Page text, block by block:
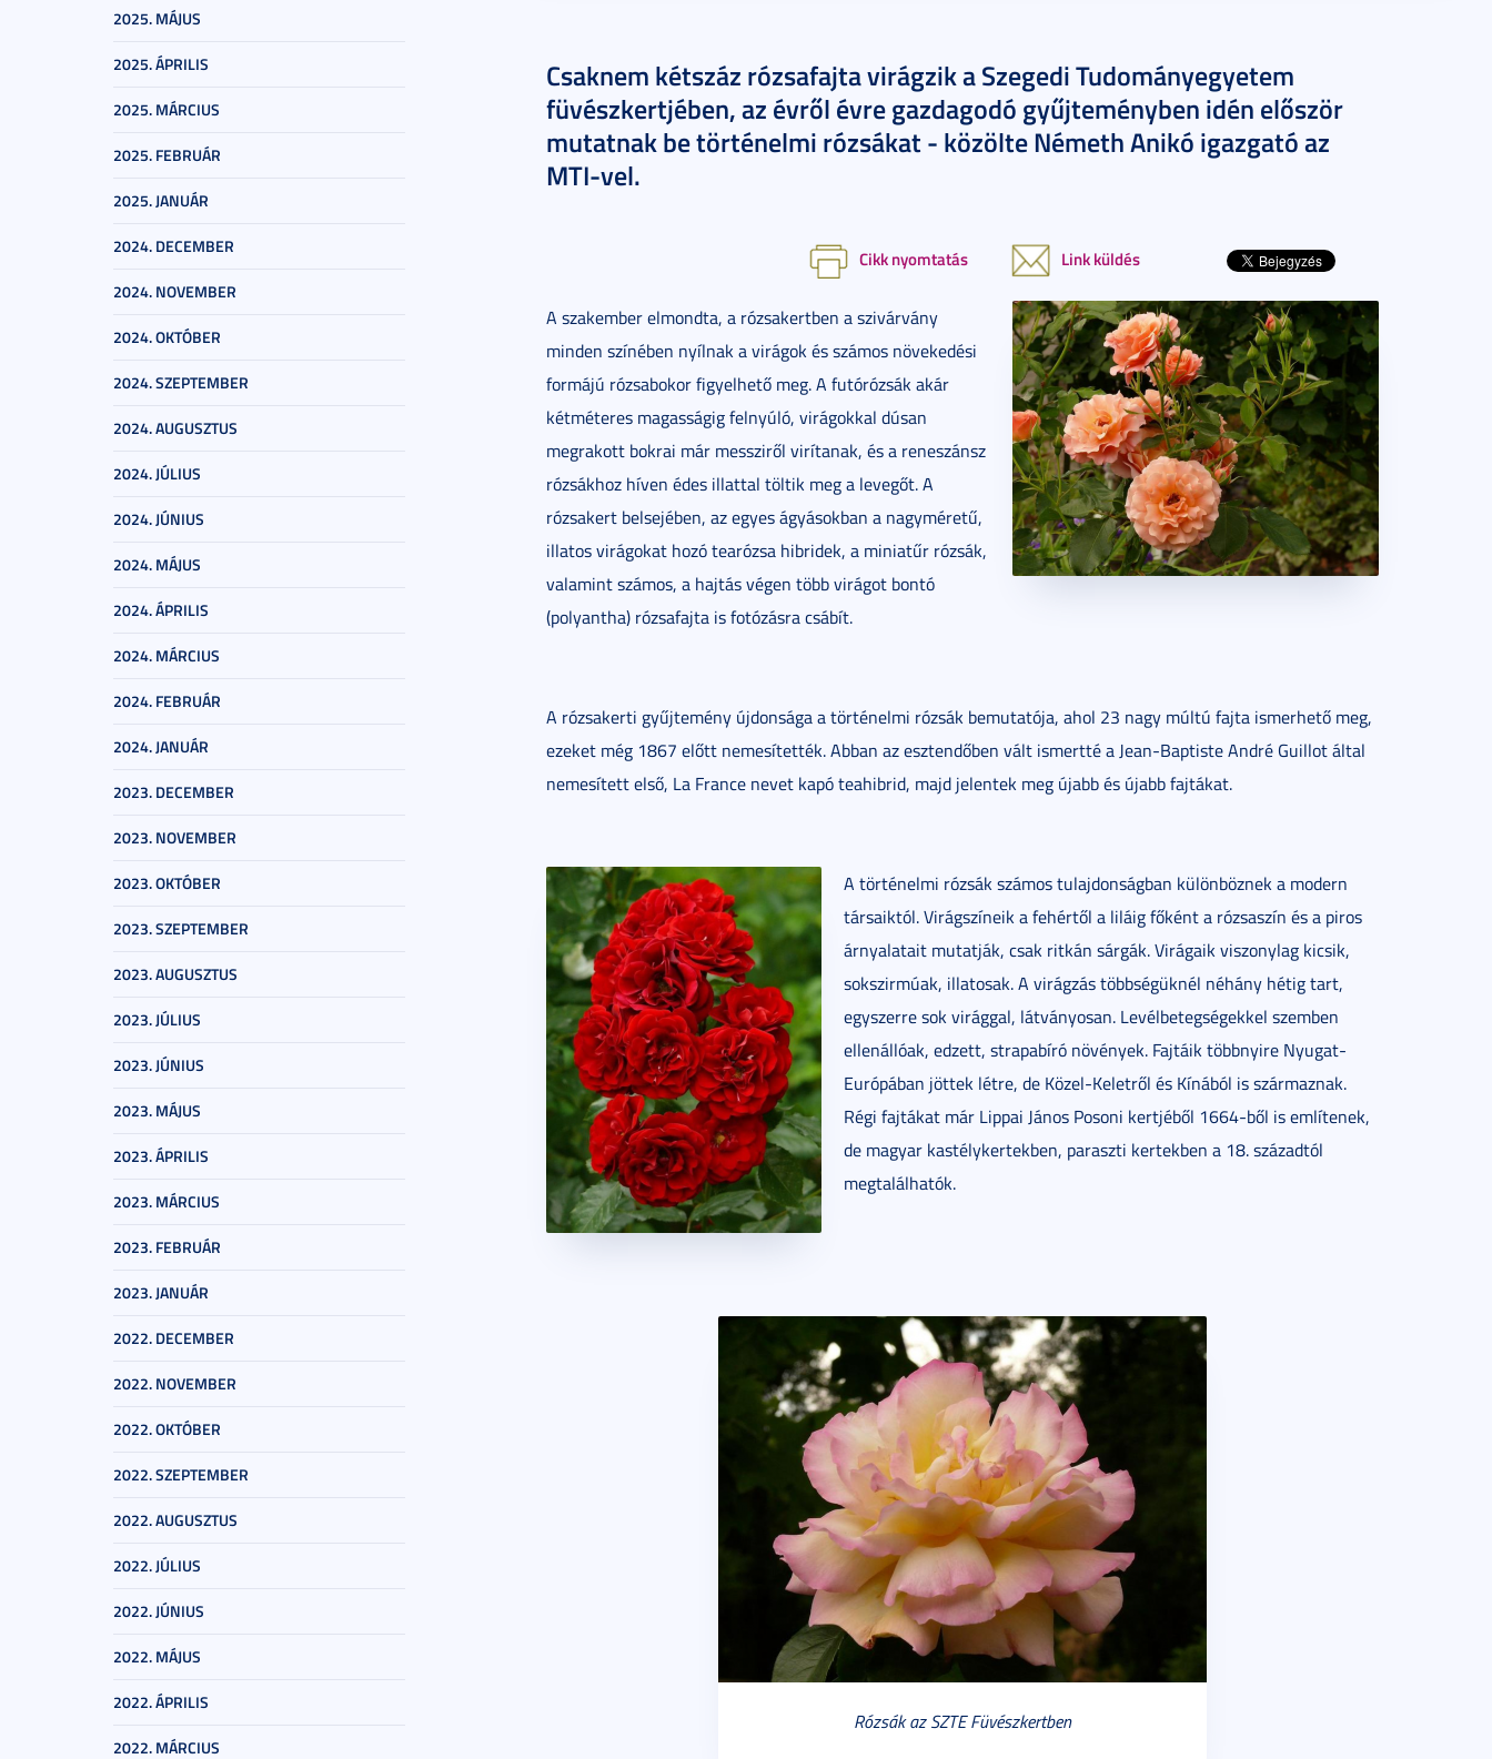
2025. MÁJUS
2025. ÁPRILIS
2025. MÁRCIUS
2025. FEBRUÁR
2025. JANUÁR
2024. DECEMBER
2024. NOVEMBER
2024. OKTÓBER
2024. SZEPTEMBER
2024. AUGUSZTUS
2024. JÚLIUS
2024. JÚNIUS
2024. MÁJUS
2024. ÁPRILIS
2024. MÁRCIUS
2024. FEBRUÁR
2024. JANUÁR
2023. DECEMBER
2023. NOVEMBER
2023. OKTÓBER
2023. SZEPTEMBER
2023. AUGUSZTUS
2023. JÚLIUS
2023. JÚNIUS
2023. MÁJUS
2023. ÁPRILIS
2023. MÁRCIUS
2023. FEBRUÁR
2023. JANUÁR
2022. DECEMBER
2022. NOVEMBER
2022. OKTÓBER
2022. SZEPTEMBER
2022. AUGUSZTUS
2022. JÚLIUS
2022. JÚNIUS
2022. MÁJUS
2022. ÁPRILIS
2022. MÁRCIUS
Csaknem kétszáz rózsafajta virágzik a Szegedi Tudományegyetem
füvészkertjében, az évről évre gazdagodó gyűjteményben idén először
mutatnak be történelmi rózsákat - közölte Németh Anikó igazgató az
MTI-vel.
Cikk nyomtatás Link küldés
A szakember elmondta, a rózsakertben a szivárvány
minden színében nyílnak a virágok és számos növekedési
formájú rózsabokor figyelhető meg. A futórózsák akár
kétméteres magasságig felnyúló, virágokkal dúsan
megrakott bokrai már messziről virítanak, és a reneszánsz
rózsákhoz híven édes illattal töltik meg a levegőt. A
rózsakert belsejében, az egyes ágyásokban a nagyméretű,
illatos virágokat hozó tearózsa hibridek, a miniatűr rózsák,
valamint számos, a hajtás végen több virágot bontó
(polyantha) rózsafajta is fotózásra csábít.
A rózsakerti gyűjtemény újdonsága a történelmi rózsák bemutatója, ahol 23 nagy múltú fajta ismerhető meg,
ezeket még 1867 előtt nemesítették. Abban az esztendőben vált ismertté a Jean-Baptiste André Guillot által
nemesített első, La France nevet kapó teahibrid, majd jelentek meg újabb és újabb fajtákat.
A történelmi rózsák számos tulajdonságban különböznek a modern
társaiktól. Virágszíneik a fehértől a liláig főként a rózsaszín és a piros
árnyalatait mutatják, csak ritkán sárgák. Virágaik viszonylag kicsik,
sokszirmúak, illatosak. A virágzás többségüknél néhány hétig tart,
egyszerre sok virággal, látványosan. Levélbetegségekkel szemben
ellenállóak, edzett, strapabíró növények. Fajtáik többnyire Nyugat-
Európában jöttek létre, de Közel-Keletről és Kínából is származnak.
Régi fajtákat már Lippai János Posoni kertjéből 1664-ből is említenek,
de magyar kastélykertekben, paraszti kertekben a 18. századtól
megtalálhatók.
Rózsák az SZTE Füvészkertben